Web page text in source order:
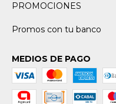
PROMOCIONES
Promos con tu banco
MEDIOS DE PAGO